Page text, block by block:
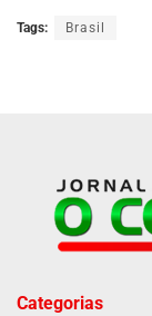
Tags: Brasil
Categorias